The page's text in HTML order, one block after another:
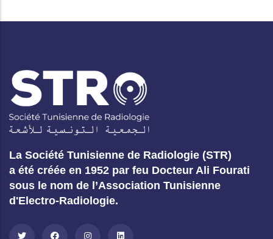
La Société Tunisienne de Radiologie (STR)
a été créée en 1952 par feu Docteur Ali Fourati
sous le nom de l’Association Tunisienne
d'Electro-Radiologie.